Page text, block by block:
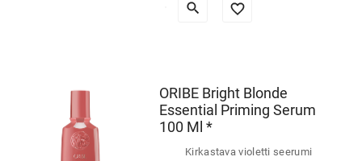
ORIBE Bright Blonde
Essential Priming Serum
100 Ml *
Kirkastava violetti seerumi